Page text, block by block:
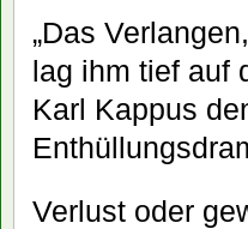
„Das
lag ihm tief auf
Karl Kappus
Verlust oder